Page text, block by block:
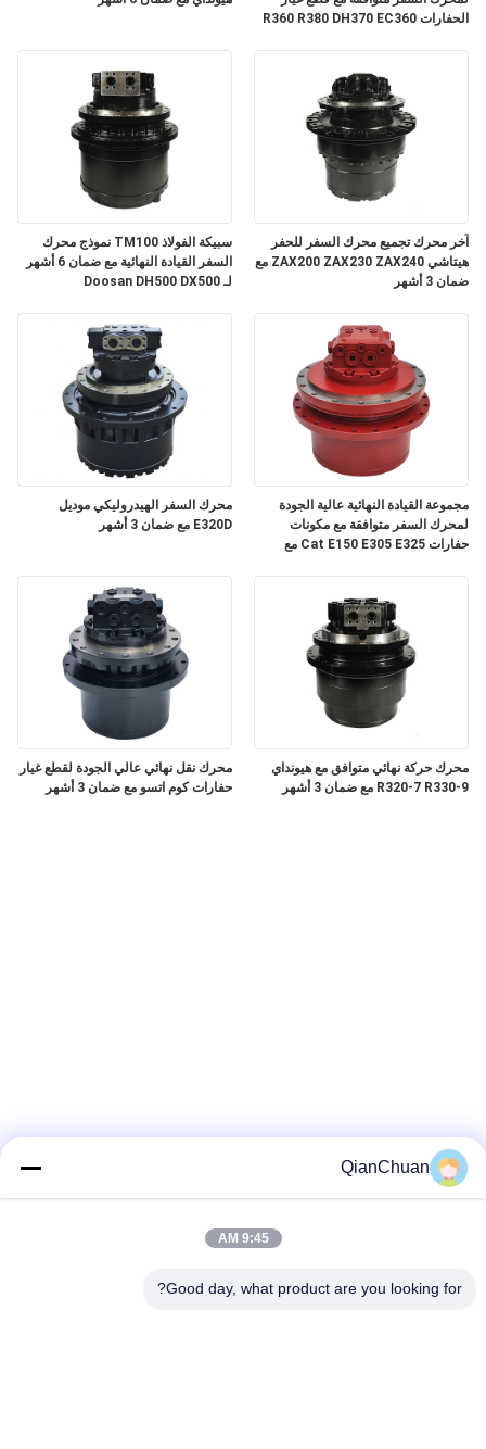
الحفارات R360 R380 DH370 EC360
سبيكة الفولاذ TM100 نموذج محرك
السفر القيادة النهائية مع ضمان 6 أشهر
لـ Doosan DH500 DX500
آخر محرك تجميع محرك السفر للحفر
هيتاشي ZAX200 ZAX230 ZAX240 مع
ضمان 3 أشهر
محرك السفر الهيدروليكي موديل
E320D مع ضمان 3 أشهر
مجموعة القيادة النهائية عالية الجودة
لمحرك السفر متوافقة مع مكونات
حفارات Cat E150 E305 E325 مع
محرك نقل نهائي عالي الجودة لقطع غيار
حفارات كوم اتسو مع ضمان 3 أشهر
محرك حركة نهائي متوافق مع هيونداي
R320-7 R330-9 مع ضمان 3 أشهر
QianChuan
9:45 AM
Good day, what product are you looking for?